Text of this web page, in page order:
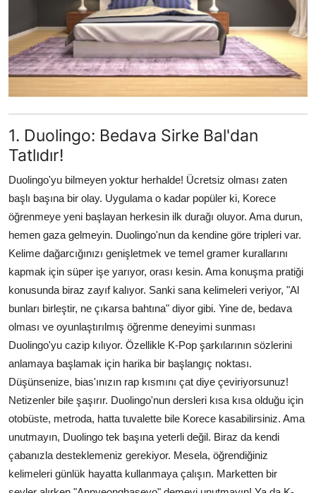
1. Duolingo: Bedava Sirke Bal'dan
Tatlıdır!
Duolingo'yu bilmeyen yoktur herhalde! Ücretsiz olması zaten
başlı başına bir olay. Uygulama o kadar popüler ki, Korece
öğrenmeye yeni başlayan herkesin ilk durağı oluyor. Ama durun,
hemen gaza gelmeyin. Duolingo'nun da kendine göre tripleri var.
Kelime dağarcığınızı genişletmek ve temel gramer kurallarını
kapmak için süper işe yarıyor, orası kesin. Ama konuşma pratiği
konusunda biraz zayıf kalıyor. Sanki sana kelimeleri veriyor, "Al
bunları birleştir, ne çıkarsa bahtına" diyor gibi. Yine de, bedava
olması ve oyunlaştırılmış öğrenme deneyimi sunması
Duolingo'yu cazip kılıyor. Özellikle K-Pop şarkılarının sözlerini
anlamaya başlamak için harika bir başlangıç noktası.
Düşünsenize, bias'ınızın rap kısmını çat diye çeviriyorsunuz!
Netizenler bile şaşırır. Duolingo'nun dersleri kısa kısa olduğu için
otobüste, metroda, hatta tuvalette bile Korece kasabilirsiniz. Ama
unutmayın, Duolingo tek başına yeterli değil. Biraz da kendi
çabanızla desteklemeniz gerekiyor. Mesela, öğrendiğiniz
kelimeleri günlük hayatta kullanmaya çalışın. Marketten bir